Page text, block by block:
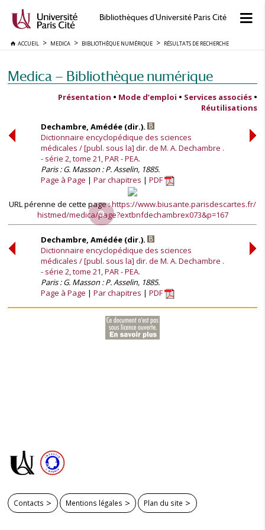
Bibliothèques d'Université Paris Cité
ACCUEIL MEDICA BIBLIOTHÈQUE NUMÉRIQUE RÉSULTATS DE RECHERCHE
Medica — Bibliothèque numérique
Présentation • Mode d’emploi • Services associés •
Réutilisations
Dechambre, Amédée (dir.).
Dictionnaire encyclopédique des sciences
médicales / [publ. sous la] dir. de M. A. Dechambre .
- série 2, tome 21, PAR - PEA.
Paris : G. Masson : P. Asselin, 1885.
Page à Page
Par chapitres PDF
URL pérenne de cette page :https://www.biusante.parisdescartes.fr/
histmed/medica/page?extbnfdechambrex073&p=167
Dechambre, Amédée (dir.).
Dictionnaire encyclopédique des sciences
médicales / [publ. sous la] dir. de M. A. Dechambre .
- série 2, tome 21, PAR - PEA.
Paris : G. Masson : P. Asselin, 1885.
Page à Page
Par chapitres PDF
Contacts Mentions légales Plan du site